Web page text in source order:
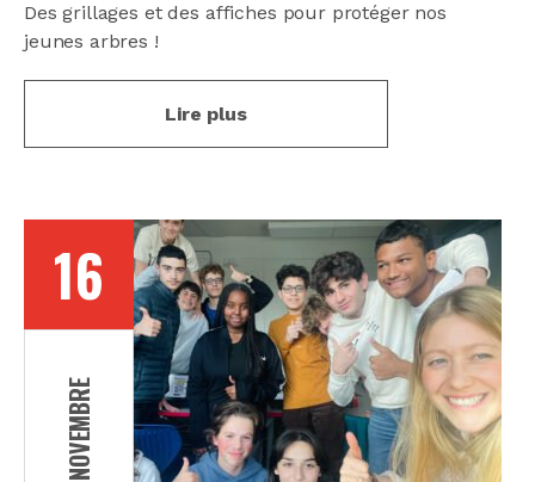
Des grillages et des affiches pour protéger nos
jeunes arbres !
Lire plus
16
NOVEMBRE